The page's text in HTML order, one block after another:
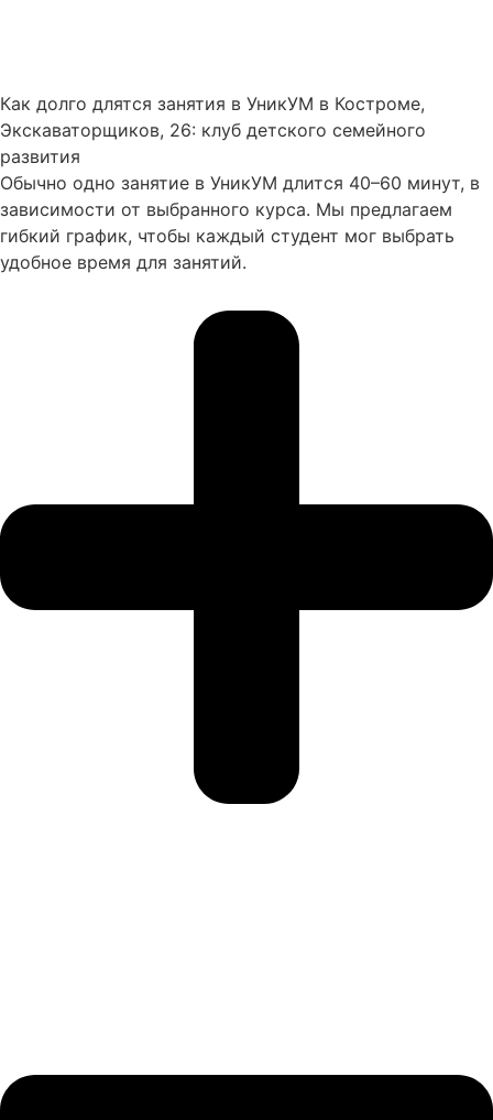
Как долго длятся занятия в УникУМ в Костроме,
Экскаваторщиков, 26: клуб детского семейного
развития
Обычно одно занятие в УникУМ длится 40–60 минут, в
зависимости от выбранного курса. Мы предлагаем
гибкий график, чтобы каждый студент мог выбрать
удобное время для занятий.